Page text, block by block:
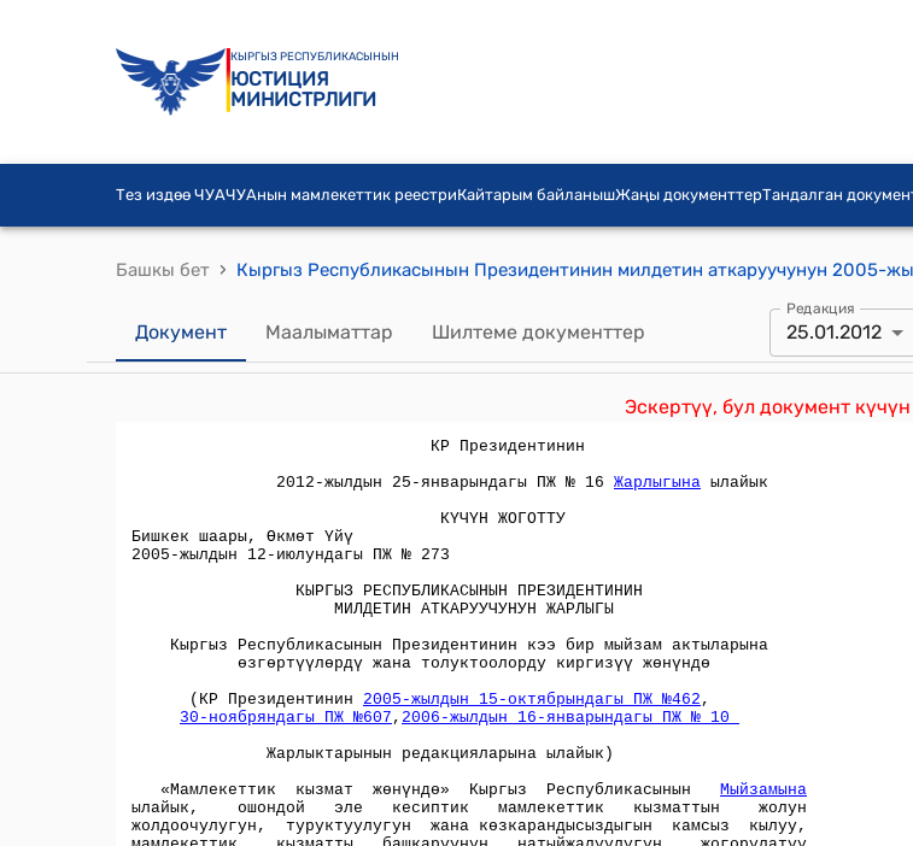
КЫРГЫЗ РЕСПУБЛИКАСЫНЫН
ЮСТИЦИЯ
МИНИСТРЛИГИ
Тез издөө ЧУАЧУАнын мамлекеттик реестриКайтарым байланышЖаңы документтерТандалган
Башкы бет ›
Документ Маалыматтар Шилтеме документтер
Редакция
25.01.2012
Эскертүү, бул документ